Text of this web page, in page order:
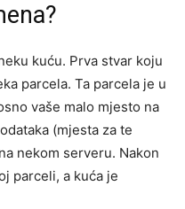
kuću. Prva stvar koju
parcela. Ta parcela je u
vaše malo mjesto na
(mjesta za te
nekom serveru. Nakon
parceli, a kuća je